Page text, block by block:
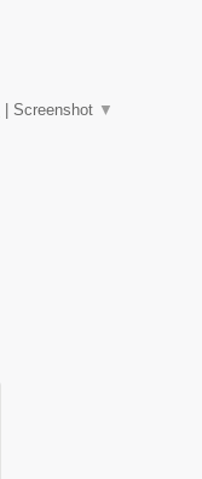
| Screenshot ▼